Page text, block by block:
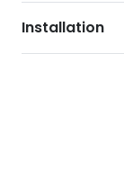
Installation